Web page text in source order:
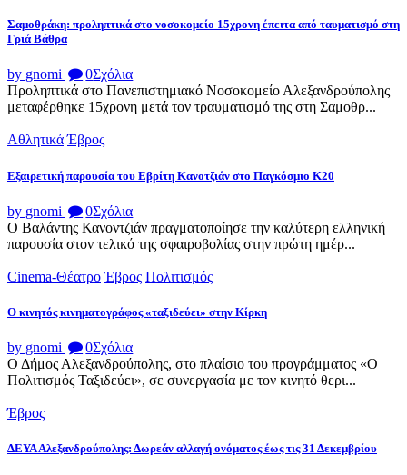
Σαμοθράκη: προληπτικά στο νοσοκομείο 15χρονη έπειτα από ταυματισμό στη
Γριά Βάθρα
by gnomi 0Σχόλια
Προληπτικά στο Πανεπιστημιακό Νοσοκομείο Αλεξανδρούπολης
μεταφέρθηκε 15χρονη μετά τον τραυματισμό της στη Σαμοθρ...
Αθλητικά Έβρος
Εξαιρετική παρουσία του Εβρίτη Κανοτζιάν στο Παγκόσμιο Κ20
by gnomi 0Σχόλια
Ο Βαλάντης Κανοντζιάν πραγματοποίησε την καλύτερη ελληνική
παρουσία στον τελικό της σφαιροβολίας στην πρώτη ημέρ...
Cinema-Θέατρο Έβρος Πολιτισμός
Ο κινητός κινηματογράφος «ταξιδεύει» στην Κίρκη
by gnomi 0Σχόλια
Ο Δήμος Αλεξανδρούπολης, στο πλαίσιο του προγράμματος «Ο
Πολιτισμός Ταξιδεύει», σε συνεργασία με τον κινητό θερι...
Έβρος
ΔΕΥΑ Αλεξανδρούπολης: Δωρεάν αλλαγή ονόματος έως τις 31 Δεκεμβρίου